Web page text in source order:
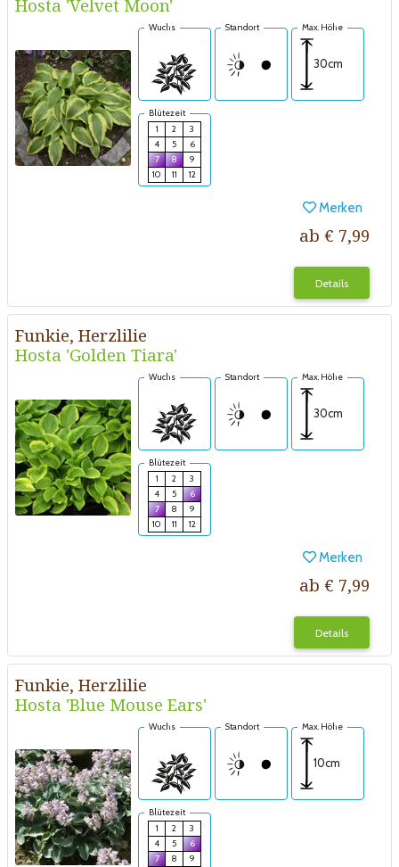
Hosta 'Velvet Moon'
Wuchs Standort Max. Höhe
30cm
Blütezeit
1
2
3
4
5
6
7
8
9
10
11 12
Merken
ab € 7,99
Details
Funkie, Herzlilie
Hosta 'Golden Tiara'
Wuchs Standort Max. Höhe
30cm
Blütezeit
1
2
3
4
5
6
7
8
9
10
11 12
Merken
ab € 7,99
Details
Funkie, Herzlilie
Hosta 'Blue Mouse Ears'
Wuchs Standort Max. Höhe
10cm
Blütezeit
1
2
3
4
5
6
7
8
9